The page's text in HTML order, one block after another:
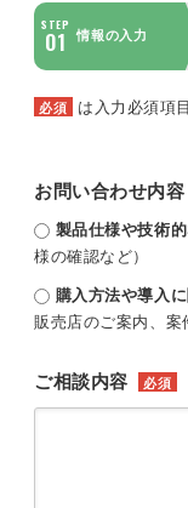
STEP
01 情報の入力
必須 は入力必須項
お問い合わせ内容
製品仕様や技術
様の確認など）
購入方法や導入
販売店のご案内、案
ご相談内容 必須